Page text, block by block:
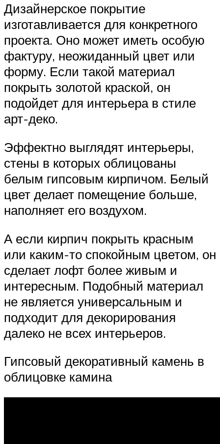
Дизайнерское покрытие
изготавливается для конкретного
проекта. Оно может иметь особую
фактуру, неожиданный цвет или
форму. Если такой материал
покрыть золотой краской, он
подойдет для интерьера в стиле
арт-деко.
Эффектно выглядят интерьеры,
стены в которых облицованы
белым гипсовым кирпичом. Белый
цвет делает помещение больше,
наполняет его воздухом.
А если кирпич покрыть красным
или каким-то спокойным цветом, он
сделает лофт более живым и
интересным. Подобный материал
не является универсальным и
подходит для декорирования
далеко не всех интерьеров.
Гипсовый декоративный камень в
облицовке камина